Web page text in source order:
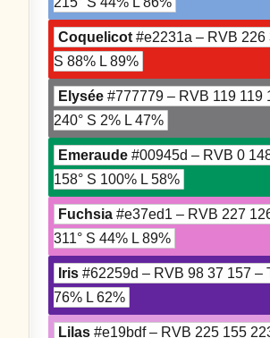
Coquelicot #e2231a – RVB 226
S 88% L 89%
Elysée #777779 – RVB 119 119
240° S 2% L 47%
Emeraude #00945d – RVB 0
158° S 100% L 58%
Fuchsia #e37ed1 – RVB 227
311° S 44% L 89%
Iris #62259d – RVB 98 37 157 –
76% L 62%
Lilas #e19bdf – RVB 225 155